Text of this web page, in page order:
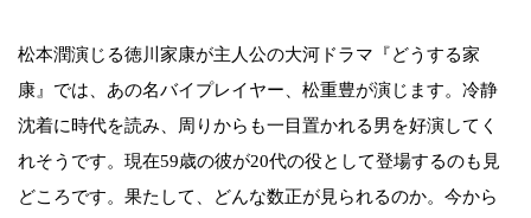
松本潤演じる徳川家康が主人公の大河ドラマ『どうする家
康』では、あの名バイプレイヤー、松重豊が演じます。冷静
沈着に時代を読み、周りからも一目置かれる男を好演してく
れそうです。現在59歳の彼が20代の役として登場するのも見
どころです。果たして、どんな数正が見られるのか。今から